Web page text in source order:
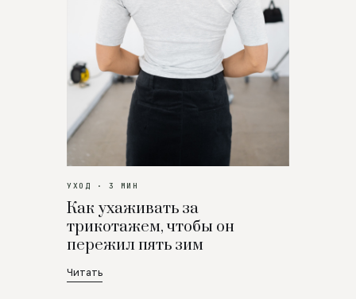
УХОД · 3 МИН
Как ухаживать за
трикотажем, чтобы он
пережил пять зим
Читать